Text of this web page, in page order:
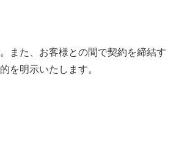
また、お客様との間で契約を締結す
を明示いたします。